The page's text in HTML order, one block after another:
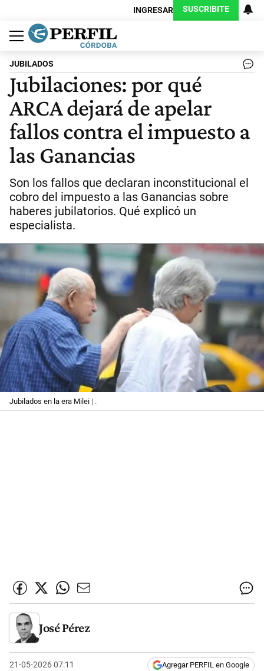
INGRESAR SUSCRIBITE
Política
Economía
Judiciales
Sociedad
Cultura
Espectáculos
Deportes
Protagonistas
JUBILADOS
Jubilaciones: por qué
ARCA dejará de apelar
fallos contra el impuesto a
las Ganancias
Son los fallos que declaran inconstitucional el
cobro del impuesto a las Ganancias sobre
haberes jubilatorios. Qué explicó un
especialista.
Jubilados en la era Milei | .
José Pérez
21-05-2026 07:11 Agregar PERFIL en Google